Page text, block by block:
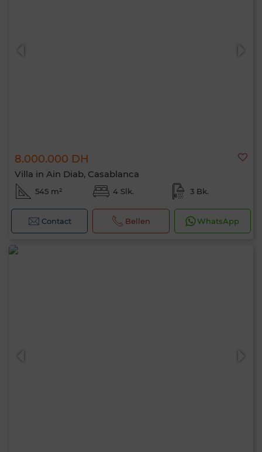
8.000.000 DH
Villa in Ain Diab, Casablanca
545 m² 4 Slk. 3 Bk.
Contact Bellen WhatsApp